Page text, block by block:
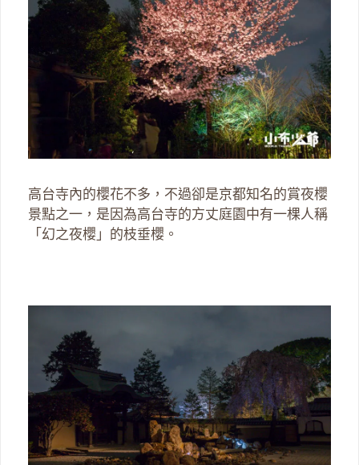
高台寺內的櫻花不多，不過卻是京都知名的賞夜櫻
景點之一，是因為高台寺的方丈庭園中有一棵人稱
「幻之夜櫻」的枝垂櫻。